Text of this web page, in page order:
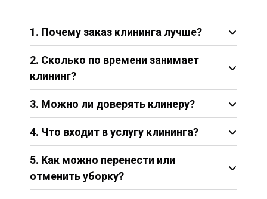
1. Почему заказ клининга лучше?
2. Сколько по времени занимает
клининг?
3. Можно ли доверять клинеру?
4. Что входит в услугу клининга?
5. Как можно перенести или
отменить уборку?